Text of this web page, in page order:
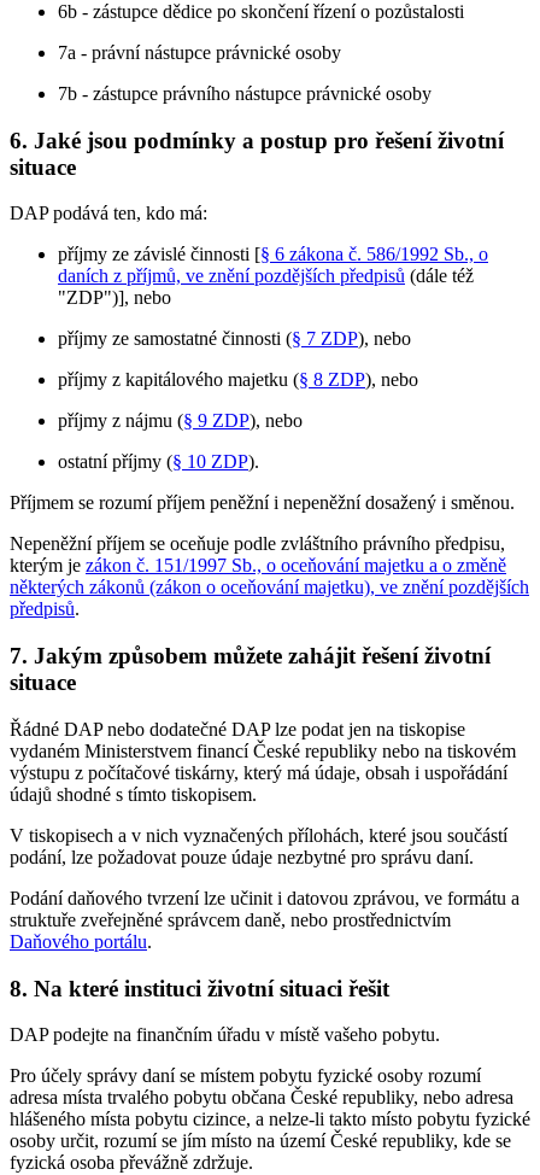
6b - zástupce dědice po skončení řízení o pozůstalosti
7a - právní nástupce právnické osoby
7b - zástupce právního nástupce právnické osoby
6. Jaké jsou podmínky a postup pro řešení životní
situace
DAP podává ten, kdo má:
příjmy ze závislé činnosti [§ 6 zákona č. 586/1992 Sb., o
daních z příjmů, ve znění pozdějších předpisů (dále též
"ZDP")], nebo
příjmy ze samostatné činnosti (§ 7 ZDP), nebo
příjmy z kapitálového majetku (§ 8 ZDP), nebo
příjmy z nájmu (§ 9 ZDP), nebo
ostatní příjmy (§ 10 ZDP).
Příjmem se rozumí příjem peněžní i nepeněžní dosažený i směnou.
Nepeněžní příjem se oceňuje podle zvláštního právního předpisu,
kterým je zákon č. 151/1997 Sb., o oceňování majetku a o změně
některých zákonů (zákon o oceňování majetku), ve znění pozdějších
předpisů.
7. Jakým způsobem můžete zahájit řešení životní
situace
Řádné DAP nebo dodatečné DAP lze podat jen na tiskopise
vydaném Ministerstvem financí České republiky nebo na tiskovém
výstupu z počítačové tiskárny, který má údaje, obsah i uspořádání
údajů shodné s tímto tiskopisem.
V tiskopisech a v nich vyznačených přílohách, které jsou součástí
podání, lze požadovat pouze údaje nezbytné pro správu daní.
Podání daňového tvrzení lze učinit i datovou zprávou, ve formátu a
struktuře zveřejněné správcem daně, nebo prostřednictvím
Daňového portálu.
8. Na které instituci životní situaci řešit
DAP podejte na finančním úřadu v místě vašeho pobytu.
Pro účely správy daní se místem pobytu fyzické osoby rozumí
adresa místa trvalého pobytu občana České republiky, nebo adresa
hlášeného místa pobytu cizince, a nelze-li takto místo pobytu fyzické
osoby určit, rozumí se jím místo na území České republiky, kde se
fyzická osoba převážně zdržuje.